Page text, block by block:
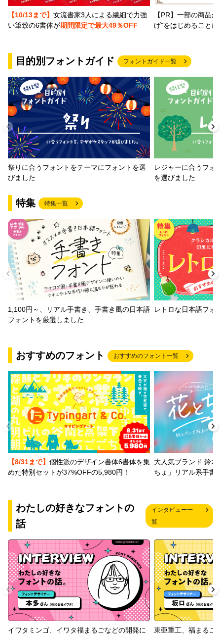
【10/13まで】 女流書家3人による繊細で力強
い筆致の6書体が期間限定で最大49％OFF
【PR】一部の商品
げ"をはじめること
目的別フォントガイド フォントガイド一覧
祭りに合うフォントをテーマにフォントを選
びました
レジャーに合うフォ
を選びました
特集 特集一覧
1,100円～、リアル手書き、手書き風の日本語
フォントを厳選しました
レトロな日本語フォ
おすすめのフォント おすすめのフォント一覧
【8/31まで】 個性派のデザイン書体6書体を集
めた特別セットが37%OFFの5,980円！
大人気ブランド 鈴木
ちょ」リアル系手書
わたしの好きなフォントの
話
インタビュー一
覧
イワタミンゴ、イワタ福まるごなどの開発に
東亜重工、福まるご